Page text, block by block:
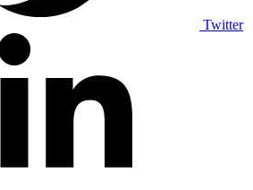
Twitter